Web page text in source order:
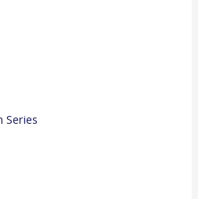
Series